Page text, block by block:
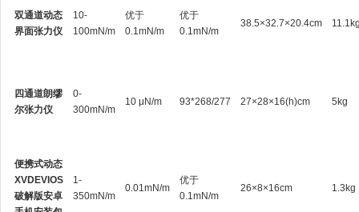
双通道动态
界面张力仪
10-
100mN/m
优于
0.1mN/m
优于
0.1mN/m
38.5×32.7×20.4cm
四通道朗缪
尔张力仪
0-
300mN/m
10 μN/m 93*268/277 27×28×16(h)cm 5kg
便携式动态
XVDEVIOS
破解版安卓
1-
350mN/m
0.01mN/m
优于
0.1mN/m
26×8×16cm 1.3kg